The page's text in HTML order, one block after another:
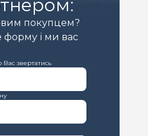
покупцем?
форму і ми вас
звертатись